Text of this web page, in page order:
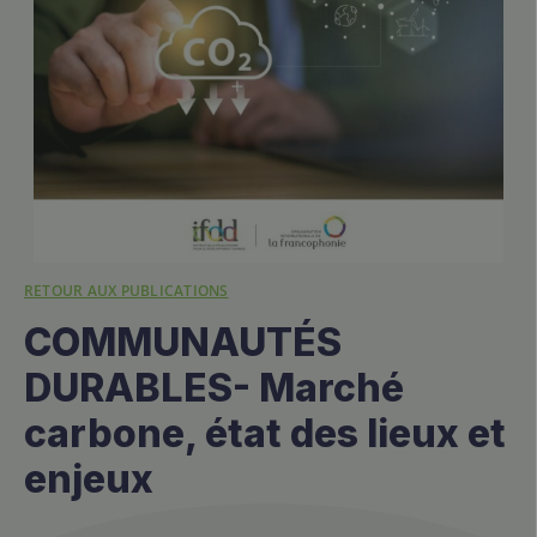
RETOUR AUX PUBLICATIONS
COMMUNAUTÉS
DURABLES- Marché
carbone, état des lieux et
enjeux